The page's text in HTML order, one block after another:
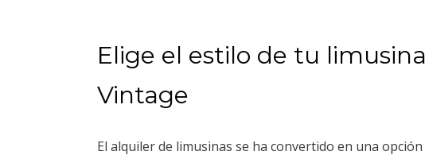
Elige el estilo de tu
Vintage
El alquiler de limusinas se ha convertido en una